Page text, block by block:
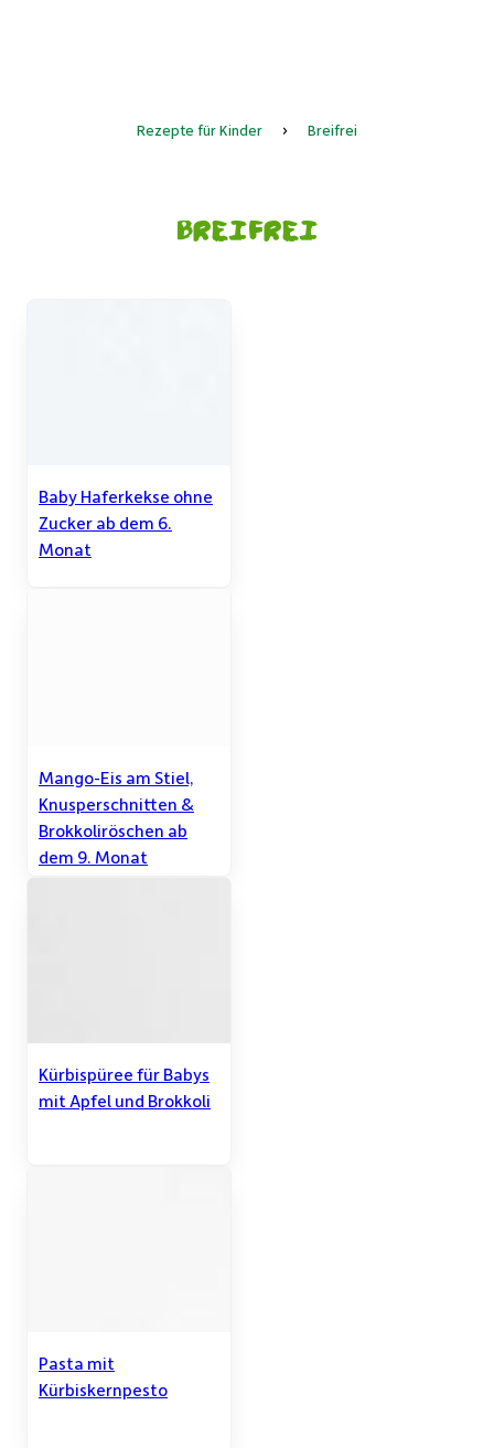
Rezepte für Kinder › Breifrei
Breifrei
Baby Haferkekse ohne
Zucker ab dem 6.
Monat
Mango-Eis am Stiel,
Knusperschnitten &
Brokkoliröschen ab
dem 9. Monat
Kürbispüree für Babys
mit Apfel und Brokkoli
Pasta mit
Kürbiskernpesto